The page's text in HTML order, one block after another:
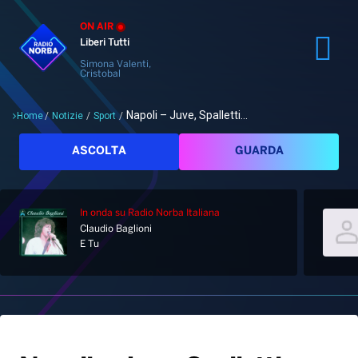
ON AIR
Liberi Tutti
Simona Valenti,
Cristobal
Cerca
Home
Radio
Notizie
Home/ Notizie / Sport / Napoli – Juve, Spalletti...
ASCOLTA GUARDA
In onda su Radio Norba Italiana
Claudio Baglioni
E Tu